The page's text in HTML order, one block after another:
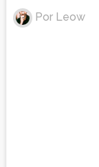
Por Leow